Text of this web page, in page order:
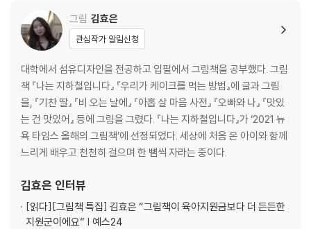
그림 김효은
관심작가 알림신청
대학에서 섬유디자인을 전공하고 입필에서 그림책을 공부했다. 그림
책 『나는 지하철입니다』 『우리가 케이크를 먹는 방법』에 글과 그림
을, 『기찬 딸』 『비 오는 날에』 『아홉 살 마음 사전』 『오빠와 나』 『맛있
는 건 맛있어』 등에 그림을 그렸다. 『나는 지하철입니다』가 ‘2021 뉴
욕 타임스 올해의 그림책’에 선정되었다. 세상에 처음 온 아이와 함께
느리게 배우고 천천히 걸으며 한 뼘씩 자라는 중이다.
김효은 인터뷰
[읽다][그림책 특집] 김효은 “그림책이 육아지원금보다 더 든든한
지원군이에요” | 예스24